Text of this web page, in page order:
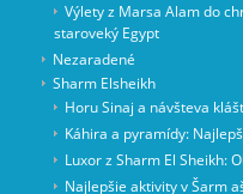
Výlety z Marsa Alam do
staroveký Egypt
Nezaradené
Sharm Elsheikh
Horu Sinaj a návšteva
Káhira a pyramídy:
Luxor z Sharm El Sheikh:
Najlepšie aktivity v Šarm